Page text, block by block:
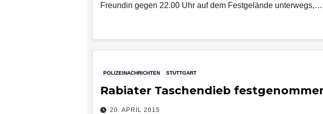
Freundin gegen 22.00 Uhr auf dem Festgelände unterwegs,…
POLIZEINACHRICHTEN STUTTGART
Rabiater Taschendieb
20. APRIL 2015